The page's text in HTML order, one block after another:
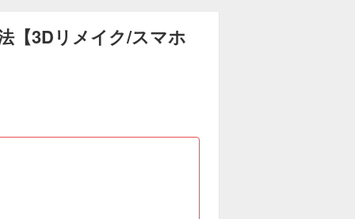
【3Dリメイク/スマホ